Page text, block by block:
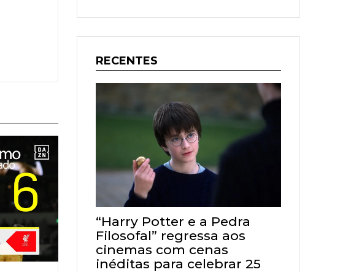
RECENTES
“Harry Potter e a Pedra
Filosofal” regressa aos
cinemas com cenas
inéditas para celebrar 25